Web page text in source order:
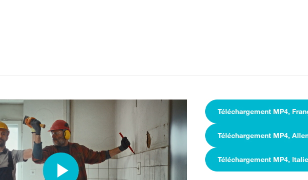
Téléchargement MP4,
Téléchargement MP4,
Téléchargement MP4,